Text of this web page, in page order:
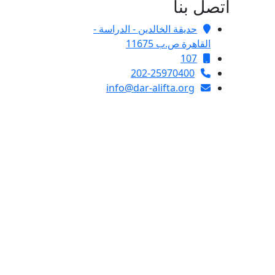
اتصل بنا
حديقة الخالدين - الدراسة -
القاهرة ص.ب 11675
107
202-25970400
info@dar-alifta.org